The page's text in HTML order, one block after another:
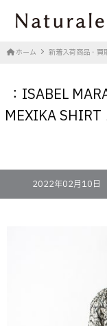
ホーム 新着入荷商品・買
：ISABEL
MEXIKA
2022年02月10日